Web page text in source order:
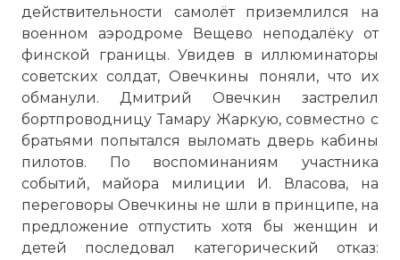
действительности самолёт приземлился на
военном аэродроме Вещево неподалёку от
финской границы. Увидев в иллюминаторы
советских солдат, Овечкины поняли, что их
обманули. Дмитрий Овечкин застрелил
бортпроводницу Тамару Жаркую, совместно с
братьями попытался выломать дверь кабины
пилотов. По воспоминаниям участника
событий, майора милиции И. Власова, на
переговоры Овечкины не шли в принципе, на
предложение отпустить хотя бы женщин и
детей последовал категорический отказ:
Криминальная Россия Овечкины Никто не
серия
Имя:
Комментарий:
Проверочный код: